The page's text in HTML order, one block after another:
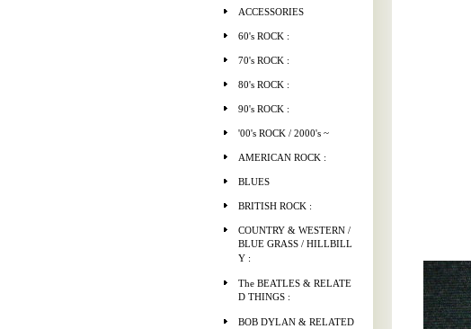
ACCESSORIES
60's ROCK :
70's ROCK :
80's ROCK :
90's ROCK :
'00's ROCK / 2000's ~
AMERICAN ROCK :
BLUES
BRITISH ROCK :
COUNTRY & WESTERN /
BLUE GRASS / HILLBILL
Y :
The BEATLES & RELATE
D THINGS :
BOB DYLAN & RELATED